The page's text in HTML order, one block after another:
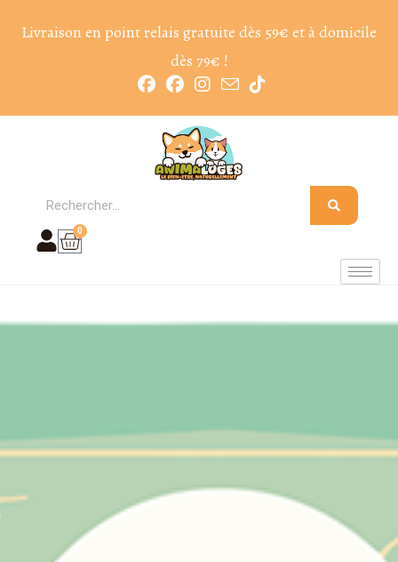
Livraison en point relais gratuite dès 59€ et à domicile
dès 79€ !
0